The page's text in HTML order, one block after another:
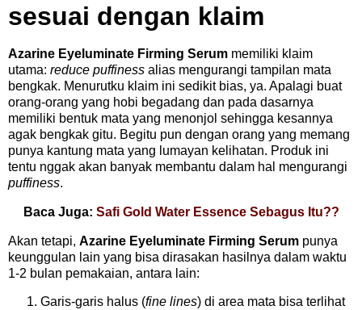
sesuai dengan klaim
Azarine Eyeluminate Firming Serum memiliki klaim
utama: reduce puffiness alias mengurangi tampilan mata
bengkak. Menurutku klaim ini sedikit bias, ya. Apalagi buat
orang-orang yang hobi begadang dan pada dasarnya
memiliki bentuk mata yang menonjol sehingga kesannya
agak bengkak gitu. Begitu pun dengan orang yang memang
punya kantung mata yang lumayan kelihatan. Produk ini
tentu nggak akan banyak membantu dalam hal mengurangi
puffiness.
Baca Juga: Safi Gold Water Essence Sebagus Itu??
Akan tetapi, Azarine Eyeluminate Firming Serum punya
keunggulan lain yang bisa dirasakan hasilnya dalam waktu
1-2 bulan pemakaian, antara lain:
Garis-garis halus (fine lines) di area mata bisa terlihat